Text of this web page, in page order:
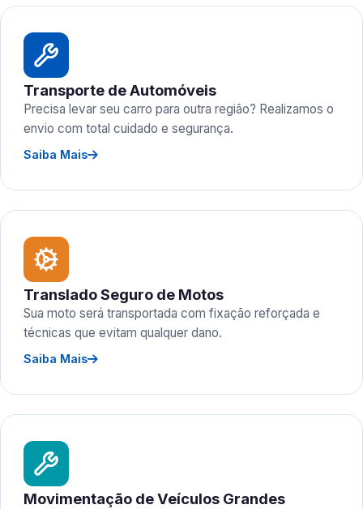
Transporte de Automóveis
Precisa levar seu carro para outra região? Realizamos o
envio com total cuidado e segurança.
Saiba Mais
Translado Seguro de Motos
Sua moto será transportada com fixação reforçada e
técnicas que evitam qualquer dano.
Saiba Mais
Movimentação de Veículos Grandes